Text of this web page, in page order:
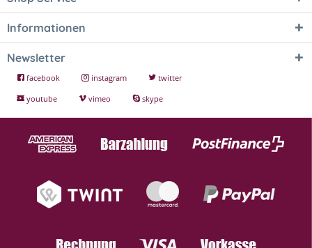
Informationen
Newsletter
facebook instagram
twitter
youtube
vimeo skype